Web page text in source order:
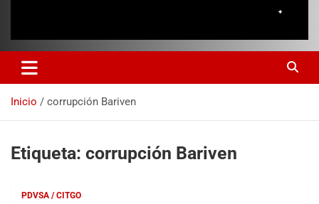
Inicio corrupción Bariven
Etiqueta: corrupción Bariven
PDVSA / CITGO